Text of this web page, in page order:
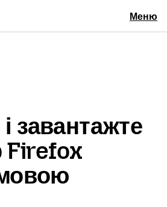
Меню
завантажте
Firefox